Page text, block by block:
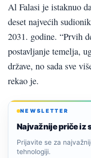
Al Falasi je istaknuo
deset najvećih
2031. godine. “Prvih
postavljanje temelja,
države, no sada sve
rekao je.
NEWSLETTER
Najvažnije priče iz
Prijavite se za
tehnologiji.